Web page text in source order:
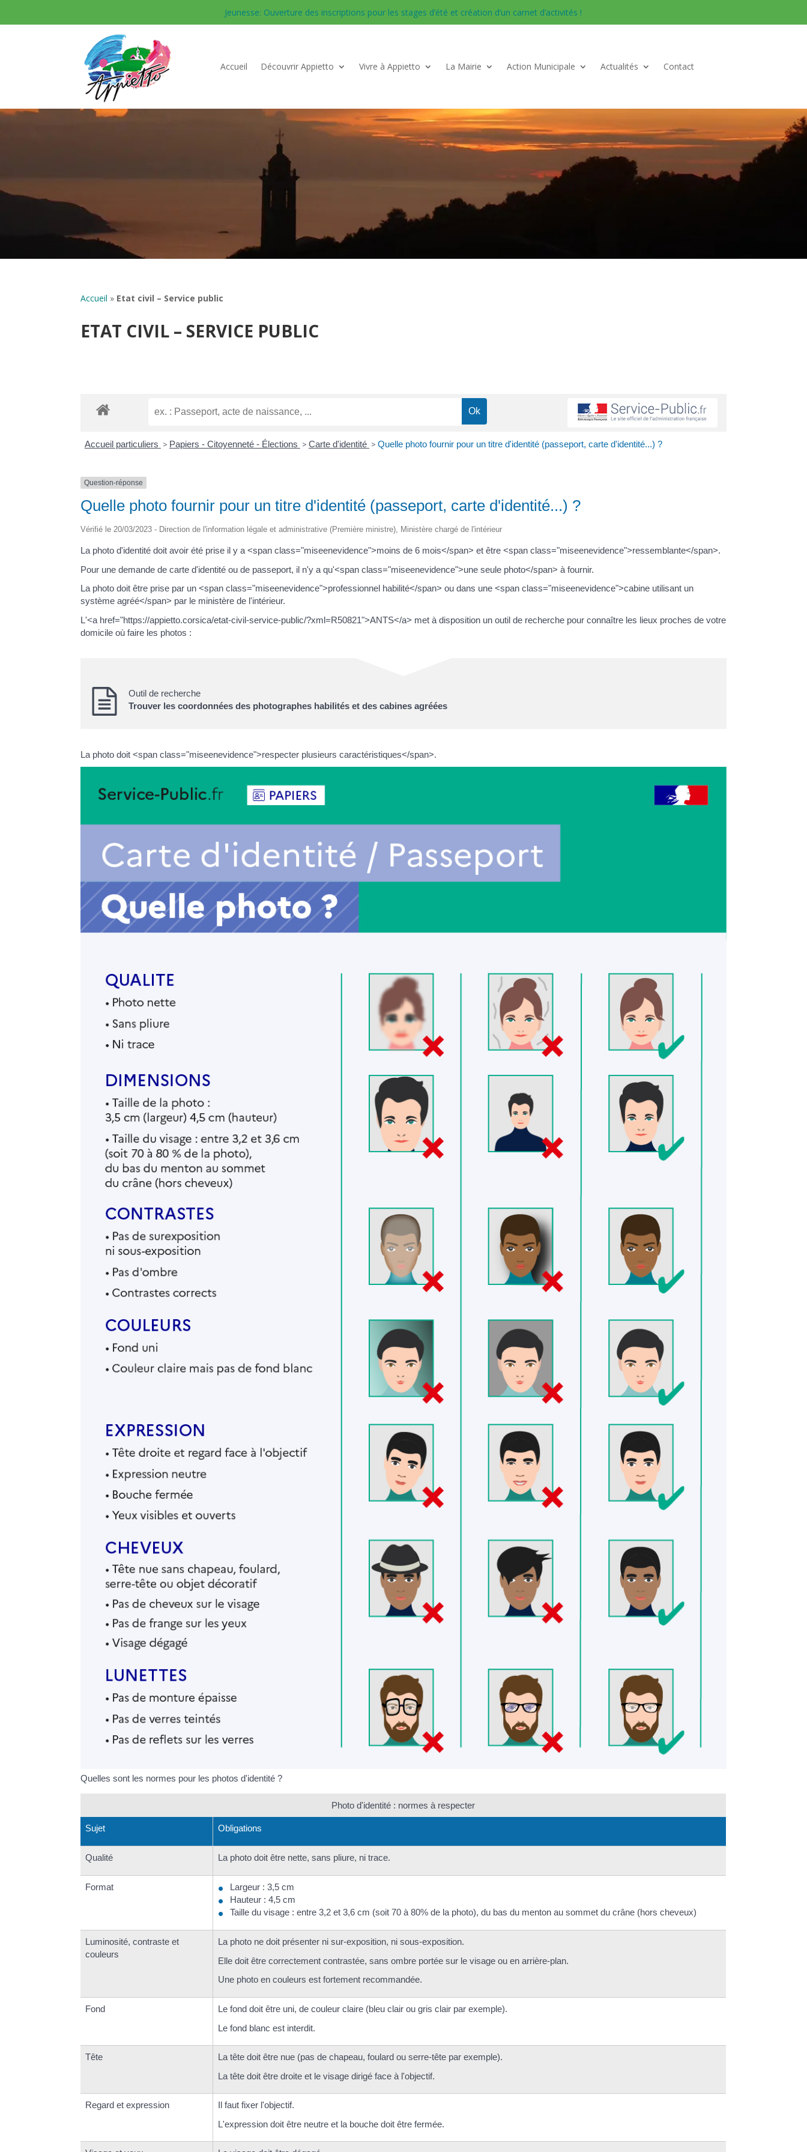
Jeunesse: Ouverture des inscriptions pour les stages d’été et création d’un carnet d’activités !
Accueil Découvrir Appietto Vivre à Appietto La Mairie Action Municipale Actualités Contact
Accueil » Etat civil – Service public
ETAT CIVIL – SERVICE PUBLIC
Accueil particuliers > Papiers - Citoyenneté - Élections > Carte d'identité > Quelle photo fournir pour un titre d'identité (passeport, carte d'identité...) ?
Question-réponse
Quelle photo fournir pour un titre d'identité (passeport, carte d'identité...) ?
Vérifié le 20/03/2023 - Direction de l'information légale et administrative (Première ministre), Ministère chargé de l'intérieur
La photo d'identité doit avoir été prise il y a <span class="miseenevidence">moins de 6 mois</span> et être <span class="miseenevidence">ressemblante</span>.
Pour une demande de carte d'identité ou de passeport, il n'y a qu'<span class="miseenevidence">une seule photo</span> à fournir.
La photo doit être prise par un <span class="miseenevidence">professionnel habilité</span> ou dans une <span class="miseenevidence">cabine utilisant un
système agréé</span> par le ministère de l'intérieur.
L'<a href="https://appietto.corsica/etat-civil-service-public/?xml=R50821">ANTS</a> met à disposition un outil de recherche pour connaître les lieux proches de votre
domicile où faire les photos :
Outil de recherche
Trouver les coordonnées des photographes habilités et des cabines agréées
La photo doit <span class="miseenevidence">respecter plusieurs caractéristiques</span>.
Quelles sont les normes pour les photos d'identité ?
Photo d'identité : normes à respecter
Sujet Obligations
Qualité La photo doit être nette, sans pliure, ni trace.
Format
Largeur : 3,5 cm
Hauteur : 4,5 cm
Taille du visage : entre 3,2 et 3,6 cm (soit 70 à 80% de la photo), du bas du menton au sommet du crâne (hors cheveux)
Luminosité, contraste et
couleurs
La photo ne doit présenter ni sur-exposition, ni sous-exposition.
Elle doit être correctement contrastée, sans ombre portée sur le visage ou en arrière-plan.
Une photo en couleurs est fortement recommandée.
Fond
Le fond doit être uni, de couleur claire (bleu clair ou gris clair par exemple).
Le fond blanc est interdit.
Tête
La tête doit être nue (pas de chapeau, foulard ou serre-tête par exemple).
La tête doit être droite et le visage dirigé face à l'objectif.
Regard et expression
Il faut fixer l'objectif.
L'expression doit être neutre et la bouche doit être fermée.